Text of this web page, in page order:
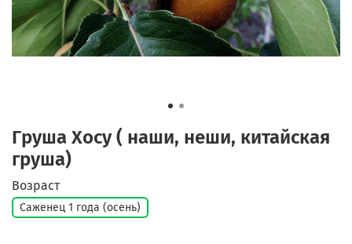
Груша Хосу ( наши, неши, китайская
груша)
Возраст
Саженец 1 года (осень)